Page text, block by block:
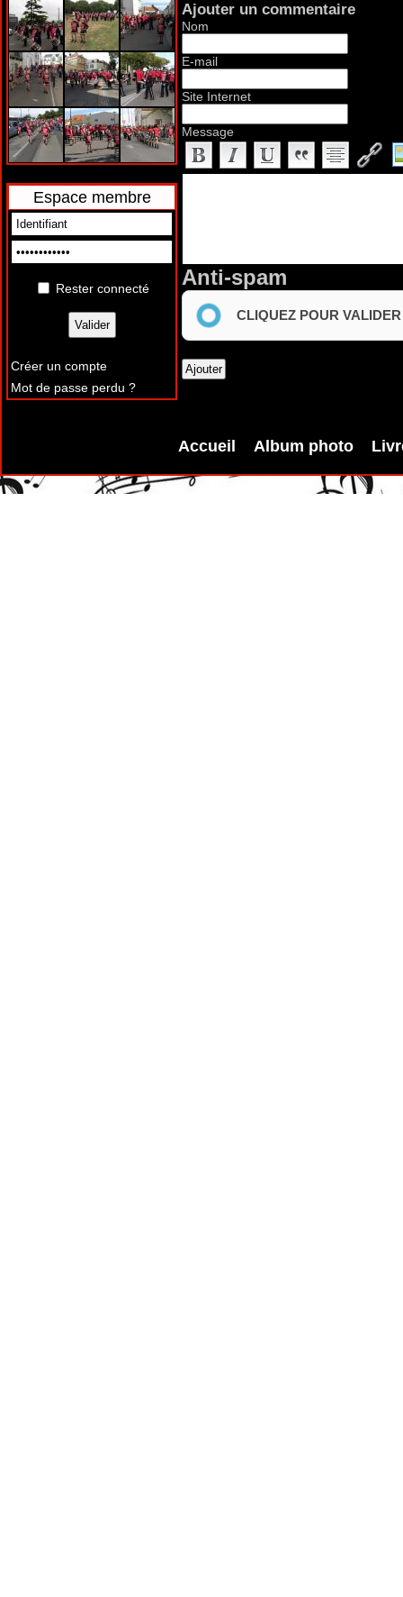
Espace membre
Rester connecté
Créer un compte
Mot de passe perdu ?
Ajouter un commentaire
Nom
E-mail
Site Internet
Message
Anti-spam
CLIQUEZ POUR VALIDER
Accueil Album photo